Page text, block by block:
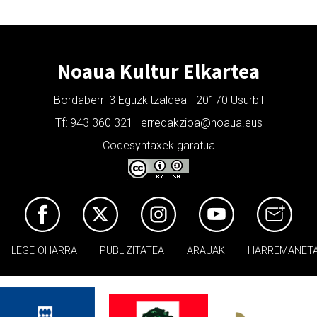
Noaua Kultur Elkartea
Bordaberri 3 Eguzkitzaldea - 20170 Usurbil
Tf: 943 360 321 | erredakzioa@noaua.eus
Codesyntaxek garatua
LEGE OHARRA PUBLIZITATEA ARAUAK